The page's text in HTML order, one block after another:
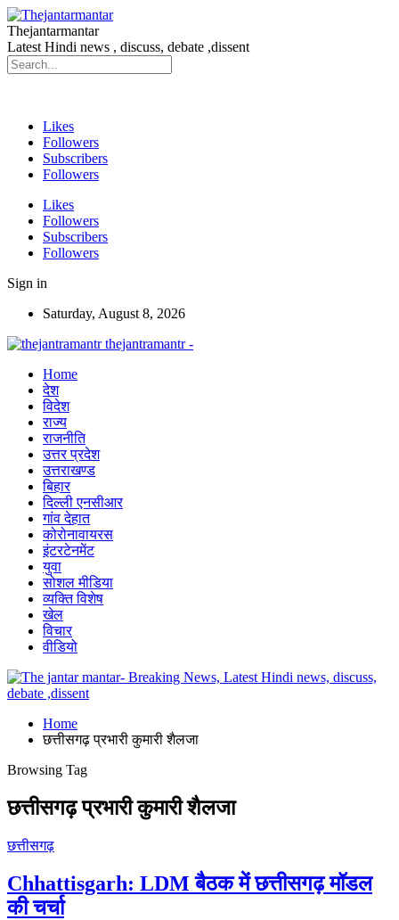
Thejantarmantar
Latest Hindi news , discuss, debate ,dissent
Likes
Followers
Subscribers
Followers
Likes
Followers
Subscribers
Followers
Sign in
Saturday, August 8, 2026
thejantramantr -
Home
देश
विदेश
राज्य
राजनीति
उत्तर प्रदेश
उत्तराखण्ड
बिहार
दिल्ली एनसीआर
गांव देहात
कोरोनावायरस
इंटरटेनमेंट
युवा
सोशल मीडिया
व्यक्ति विशेष
खेल
विचार
वीडियो
Home
छत्तीसगढ़ प्रभारी कुमारी शैलजा
Browsing Tag
छत्तीसगढ़ प्रभारी कुमारी शैलजा
छत्तीसगढ़
Chhattisgarh: LDM बैठक में छत्तीसगढ़ मॉडल
की चर्चा